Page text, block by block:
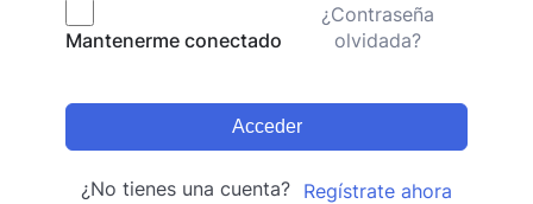
Mantenerme conectado
¿Contraseña
olvidada?
Acceder
¿No tienes una cuenta? Regístrate ahora